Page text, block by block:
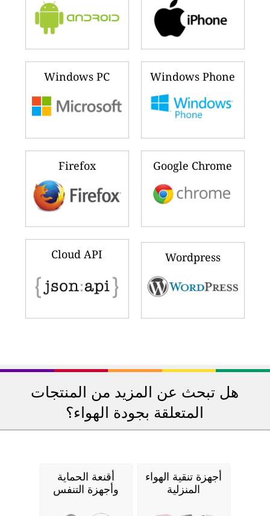
Windows Phone
Windows PC
Google Chrome
Firefox
Wordpress
Cloud API
هل تبحث عن المزيد من المنتجات
المتعلقة بجودة الهواء؟
أجهزة تنقية الهواء
المنزلية
أقنعة الحماية
وأجهزة التنفس